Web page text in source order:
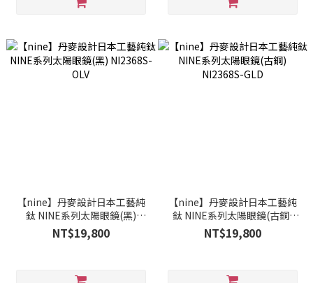
【nine】丹麥設計日本工藝純
鈦 NINE系列太陽眼鏡(黑)
NI2368S-OLV
NT$19,800
【nine】丹麥設計日本工藝純
鈦 NINE系列太陽眼鏡(古銅)
NI2368S-GLD
NT$19,800